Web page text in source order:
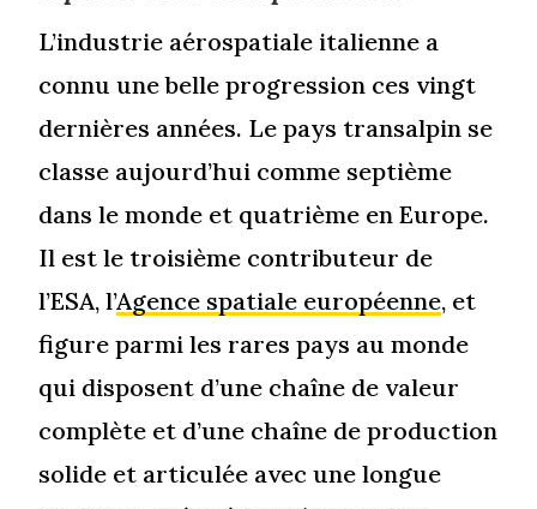
L’industrie aérospatiale italienne a
connu une belle progression ces vingt
dernières années. Le pays transalpin se
classe aujourd’hui comme septième
dans le monde et quatrième en Europe.
Il est le troisième contributeur de
l’ESA, l’Agence spatiale européenne, et
figure parmi les rares pays au monde
qui disposent d’une chaîne de valeur
complète et d’une chaîne de production
solide et articulée avec une longue